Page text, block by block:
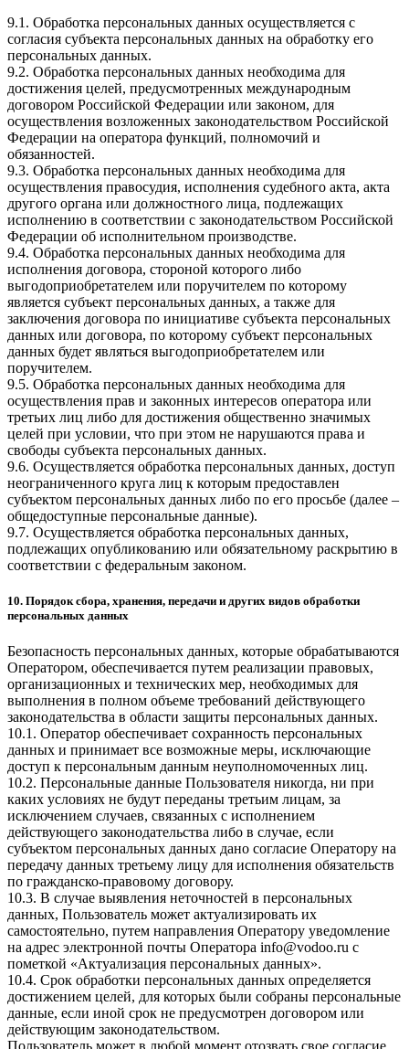
9.1. Обработка персональных данных осуществляется с
согласия субъекта персональных данных на обработку его
персональных данных.
9.2. Обработка персональных данных необходима для
достижения целей, предусмотренных международным
договором Российской Федерации или законом, для
осуществления возложенных законодательством Российской
Федерации на оператора функций, полномочий и
обязанностей.
9.3. Обработка персональных данных необходима для
осуществления правосудия, исполнения судебного акта, акта
другого органа или должностного лица, подлежащих
исполнению в соответствии с законодательством Российской
Федерации об исполнительном производстве.
9.4. Обработка персональных данных необходима для
исполнения договора, стороной которого либо
выгодоприобретателем или поручителем по которому
является субъект персональных данных, а также для
заключения договора по инициативе субъекта персональных
данных или договора, по которому субъект персональных
данных будет являться выгодоприобретателем или
поручителем.
9.5. Обработка персональных данных необходима для
осуществления прав и законных интересов оператора или
третьих лиц либо для достижения общественно значимых
целей при условии, что при этом не нарушаются права и
свободы субъекта персональных данных.
9.6. Осуществляется обработка персональных данных, доступ
неограниченного круга лиц к которым предоставлен
субъектом персональных данных либо по его просьбе (далее –
общедоступные персональные данные).
9.7. Осуществляется обработка персональных данных,
подлежащих опубликованию или обязательному раскрытию в
соответствии с федеральным законом.
10. Порядок сбора, хранения, передачи и других видов обработки
персональных данных
Безопасность персональных данных, которые обрабатываются
Оператором, обеспечивается путем реализации правовых,
организационных и технических мер, необходимых для
выполнения в полном объеме требований действующего
законодательства в области защиты персональных данных.
10.1. Оператор обеспечивает сохранность персональных
данных и принимает все возможные меры, исключающие
доступ к персональным данным неуполномоченных лиц.
10.2. Персональные данные Пользователя никогда, ни при
каких условиях не будут переданы третьим лицам, за
исключением случаев, связанных с исполнением
действующего законодательства либо в случае, если
субъектом персональных данных дано согласие Оператору на
передачу данных третьему лицу для исполнения обязательств
по гражданско-правовому договору.
10.3. В случае выявления неточностей в персональных
данных, Пользователь может актуализировать их
самостоятельно, путем направления Оператору уведомление
на адрес электронной почты Оператора info@vodoo.ru с
пометкой «Актуализация персональных данных».
10.4. Срок обработки персональных данных определяется
достижением целей, для которых были собраны персональные
данные, если иной срок не предусмотрен договором или
действующим законодательством.